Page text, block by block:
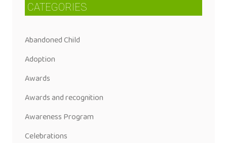
CATEGORIES
Abandoned Child
Adoption
Awards
Awards and recognition
Awareness Program
Celebrations